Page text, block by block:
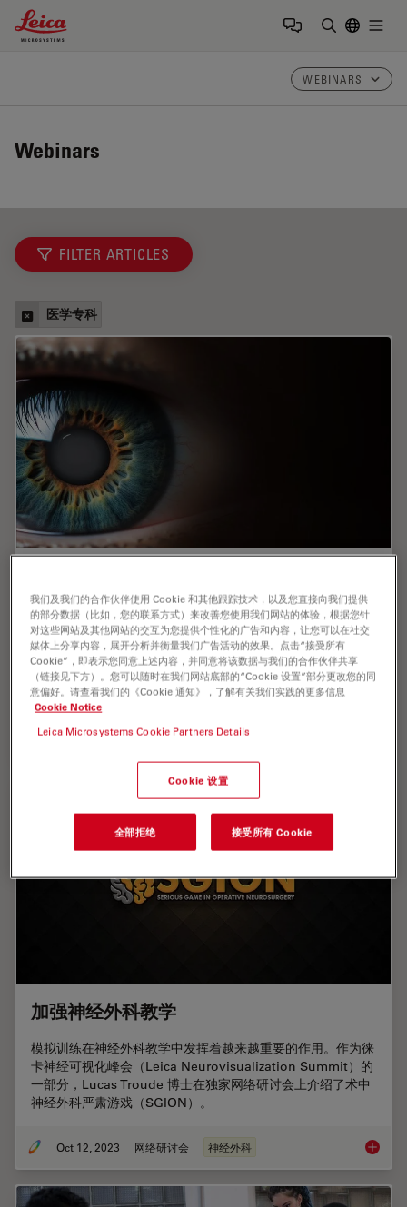
Leica Microsystems Logo
WEBINARS
Webinars
FILTER ARTICLES
医学专科
in Cataract Surgery
Join renowned ophthalmic surgeons, Dr. Hussein
Almuhtaseb and Mr. Simon Madge, as they share their
clinical expertise and real-world surgical strategies
during the 2025 Online Cataract Surgery…
Mar 18, 2026 网络研讨会 白内障手术
加强神经外科教学
模拟训练在神经外科教学中发挥着越来越重要的作用。作为徕
卡神经可视化峰会（Leica Neurovisualization Summit）的
一部分，Lucas Troude 博士在独家网络研讨会上介绍了术中
神经外科严肃游戏（SGION）。
Oct 12, 2023 网络研讨会 神经外科 加强神
我们及我们的合作伙伴使用 Cookie 和其他跟踪技术，以及您直接向我们提供
的部分数据（比如，您的联系方式）来改善您使用我们网站的体验，根据您针
对这些网站及其他网站的交互为您提供个性化的广告和内容，让您可以在社交
媒体上分享内容，展开分析并衡量我们广告活动的效果。点击“接受所有
Cookie”，即表示您同意上述内容，并同意将该数据与我们的合作伙伴共享
（链接见下方）。您可以随时在我们网站底部的“Cookie 设置”部分更改您的同
意偏好。请查看我们的《Cookie 通知》，了解有关我们实践的更多信息
Cookie Notice
Leica Microsystems Cookie Partners Details
Cookie 设置
全部拒绝 接受所有 Cookie